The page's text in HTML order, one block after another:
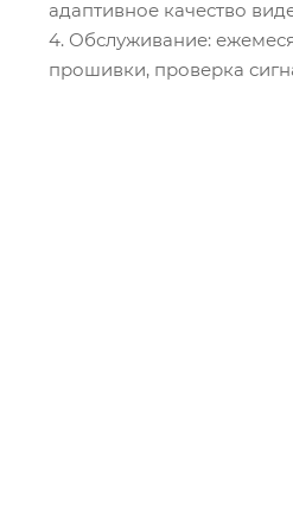
адаптивное качество
4. Обслуживание:
прошивки, проверка